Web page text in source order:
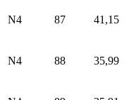
N4 87 41,15
N4 88 35,99